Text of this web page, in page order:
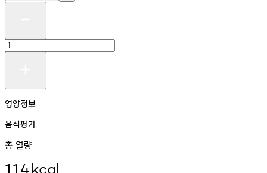
영양정보
음식평가
총 열량
114kcal